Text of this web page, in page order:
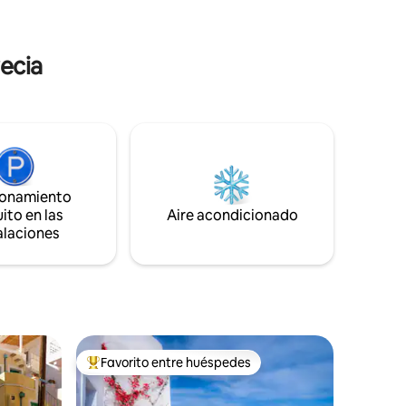
en las
Aire acondicionado
De los mejores en Favorito entre huéspedes
Favorito entre huéspedes